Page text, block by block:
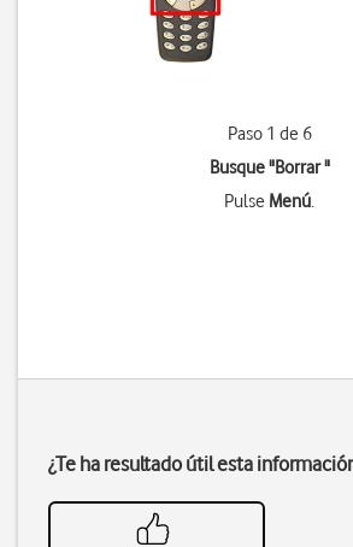
Paso 1 de 6
Busque "Borrar "
Pulse Menú.
¿Te ha resultado útil esta